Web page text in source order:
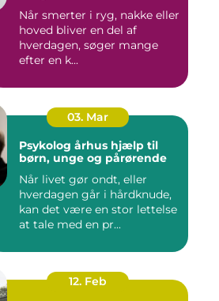
Når smerter i ryg, nakke eller
hoved bliver en del af
hverdagen, søger mange
efter en k...
03. Mar
Psykolog århus hjælp til
børn, unge og pårørende
Når livet gør ondt, eller
hverdagen går i hårdknude,
kan det være en stor lettelse
at tale med en pr...
12. Feb